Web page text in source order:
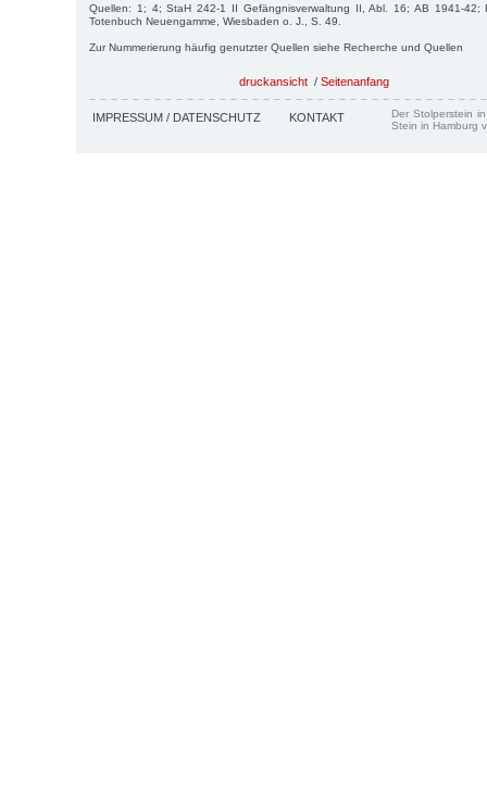
Quellen: 1; 4; StaH 242-1 II Gefängnisverwaltung II, Abl. 16; AB 1941-42;
Totenbuch Neuengamme, Wiesbaden o. J., S. 49.
Zur Nummerierung häufig genutzter Quellen siehe Recherche und Quellen
druckansicht / Seitenanfang
IMPRESSUM / DATENSCHUTZ KONTAKT
Der Stolperstein
Stein in Hamburg